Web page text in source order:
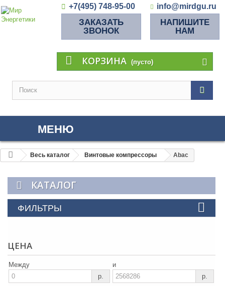
+7(495) 748-95-00 info@mirdgu.ru
ЗАКАЗАТЬ
ЗВОНОК
НАПИШИТЕ
НАМ
КОРЗИНА (пусто)
МЕНЮ
Весь каталог Винтовые компрессоры Abac
КАТАЛОГ
ФИЛЬТРЫ
ЦЕНА
Между
р.
и
р.